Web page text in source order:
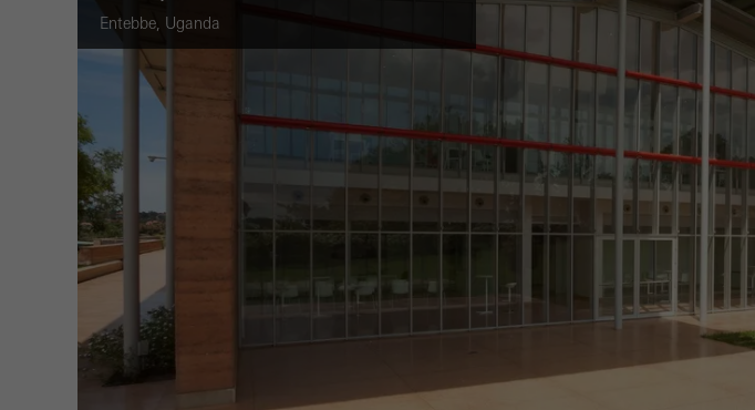
Entebbe, Uganda